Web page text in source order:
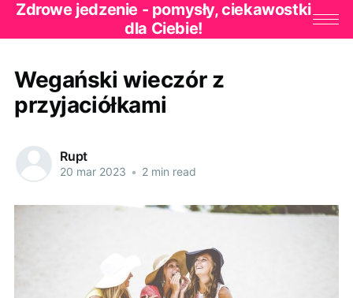
Zdrowe jedzenie - pomysły, ciekawostki
dla Ciebie!
Wegański wieczór z
przyjaciółkami
Rupt
20 mar 2023 • 2 min read